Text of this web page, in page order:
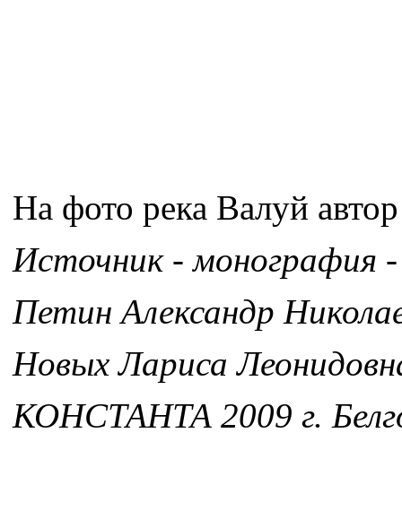
На фото река Валуй
Источник - монография -
Петин Александр
Новых Лариса
КОНСТАНТА 2009 г.